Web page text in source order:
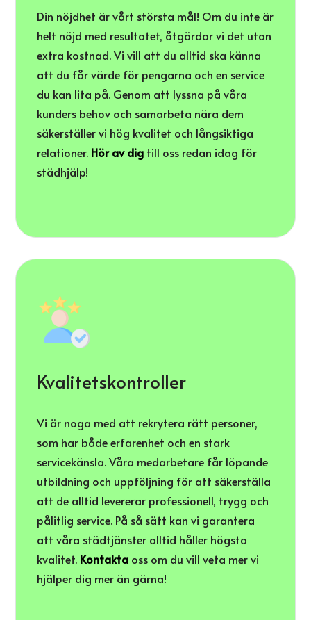
Din nöjdhet är vårt största mål! Om du inte är
helt nöjd med resultatet, åtgärdar vi det utan
extra kostnad. Vi vill att du alltid ska känna
att du får värde för pengarna och en service
du kan lita på. Genom att lyssna på våra
kunders behov och samarbeta nära dem
säkerställer vi hög kvalitet och långsiktiga
relationer. Hör av dig till oss redan idag för
städhjälp!
Kvalitetskontroller
Vi är noga med att rekrytera rätt personer,
som har både erfarenhet och en stark
servicekänsla. Våra medarbetare får löpande
utbildning och uppföljning för att säkerställa
att de alltid levererar professionell, trygg och
pålitlig service. På så sätt kan vi garantera
att våra städtjänster alltid håller högsta
kvalitet. Kontakta oss om du vill veta mer vi
hjälper dig mer än gärna!